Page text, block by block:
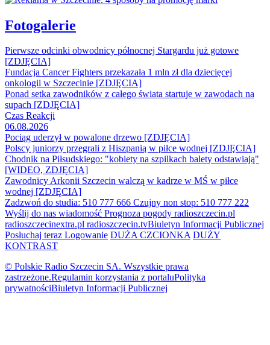
Fotogalerie
Pierwsze odcinki obwodnicy północnej Stargardu już gotowe
[ZDJĘCIA]
Fundacja Cancer Fighters przekazała 1 mln zł dla dziecięcej
onkologii w Szczecinie [ZDJĘCIA]
Ponad setka zawodników z całego świata startuje w zawodach na
supach [ZDJĘCIA]
Czas Reakcji
06.08.2026
Pociąg uderzył w powalone drzewo [ZDJĘCIA]
Polscy juniorzy przegrali z Hiszpanią w piłce wodnej [ZDJĘCIA]
Chodnik na Piłsudskiego: "kobiety na szpilkach balety odstawiają"
[WIDEO, ZDJĘCIA]
Zawodnicy Arkonii Szczecin walczą w kadrze w MŚ w piłce
wodnej [ZDJĘCIA]
Zadzwoń do studia: 510 777 666 Czujny non stop: 510 777 222
Wyślij do nas wiadomość Prognoza pogody radioszczecin.pl
radioszczecinextra.pl radioszczecin.tvBiuletyn Informacji Publicznej
Posłuchaj teraz Logowanie DUŻA CZCIONKA DUŻY
KONTRAST
© Polskie Radio Szczecin SA. Wszystkie prawa
zastrzeżone.Regulamin korzystania z portaluPolityka
prywatnościBiuletyn Informacji Publicznej